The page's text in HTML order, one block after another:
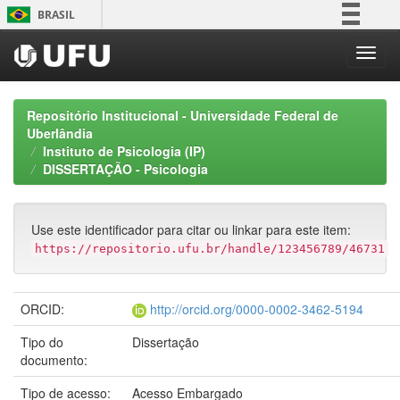
Skip
navigation
BRASIL
Participe
Acesso à informação
Repositório Institucional - Universidade Federal de
Uberlândia
Instituto de Psicologia (IP)
DISSERTAÇÃO - Psicologia
Use este identificador para citar ou linkar para este item:
https://repositorio.ufu.br/handle/123456789/46731
ORCID:
http://orcid.org/0000-0002-3462-5194
Tipo do
documento:
Dissertação
Tipo de acesso: Acesso Embargado